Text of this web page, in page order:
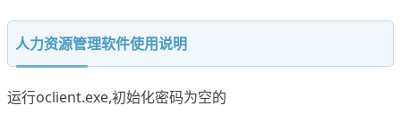
人力资源管理软件使用说明
运行oclient.exe,初始化密码为空的